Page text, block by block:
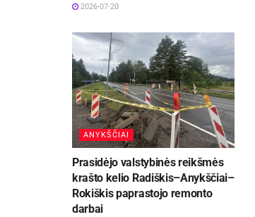
2026-07-20
ANYKŠČIAI
Prasidėjo valstybinės reikšmės
krašto kelio Radiškis–Anykščiai–
Rokiškis paprastojo remonto
darbai